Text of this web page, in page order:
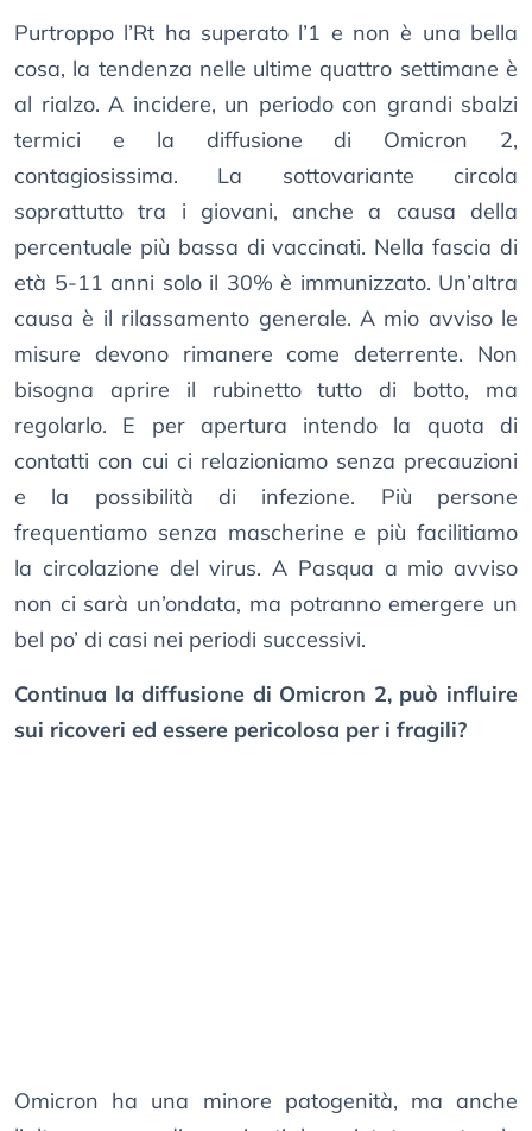
Purtroppo l’Rt ha superato l’1 e non è una bella
cosa, la tendenza nelle ultime quattro settimane è
al rialzo. A incidere, un periodo con grandi sbalzi
termici e la diffusione di Omicron 2,
contagiosissima. La sottovariante circola
soprattutto tra i giovani, anche a causa della
percentuale più bassa di vaccinati. Nella fascia di
età 5-11 anni solo il 30% è immunizzato. Un’altra
causa è il rilassamento generale. A mio avviso le
misure devono rimanere come deterrente. Non
bisogna aprire il rubinetto tutto di botto, ma
regolarlo. E per apertura intendo la quota di
contatti con cui ci relazioniamo senza precauzioni
e la possibilità di infezione. Più persone
frequentiamo senza mascherine e più facilitiamo
la circolazione del virus. A Pasqua a mio avviso
non ci sarà un’ondata, ma potranno emergere un
bel po’ di casi nei periodi successivi.
Continua la diffusione di Omicron 2, può influire
sui ricoveri ed essere pericolosa per i fragili?
Omicron ha una minore patogenità, ma anche